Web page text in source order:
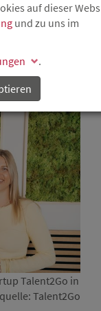
Talent2Go in
Talent2Go
auf dieser
und zu uns im
.